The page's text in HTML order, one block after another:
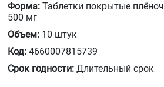
Форма: Таблетки покрытые
500 мг
Объем: 10 штук
Код: 4660007815739
Срок годности: Длительный срок